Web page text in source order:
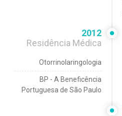
2012
Residência Médica
Otorrinolaringologia
BP - A Beneficência
Portuguesa de São Paulo